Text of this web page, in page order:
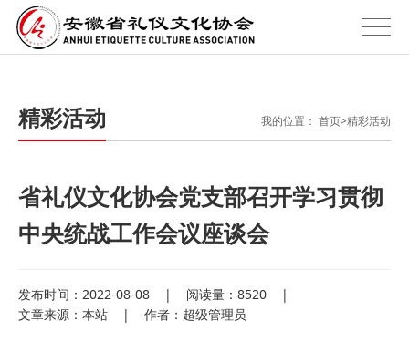
精彩活动 我的位置： 首页>精彩活动
省礼仪文化协会党支部召开学习贯彻
中央统战工作会议座谈会
发布时间：2022-08-08 | 阅读量：8520 |
文章来源：本站 | 作者：超级管理员